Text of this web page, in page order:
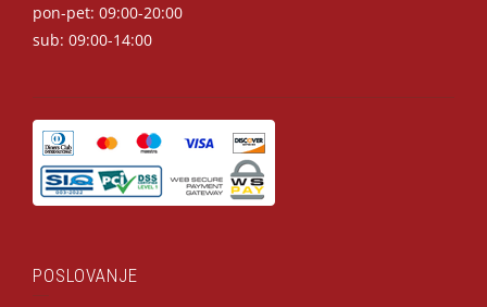
pon-pet: 09:00-20:00
sub: 09:00-14:00
POSLOVANJE